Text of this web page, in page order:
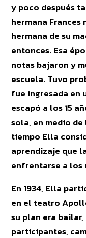
y poco después
hermana
hermana de su
entonces. Esa
notas bajaron y
escuela. Tuvo
fue ingresada en
escapó a los 15
sola, en medio
tiempo Ella
aprendizaje que
enfrentarse a los
En 1934, Ella
en el teatro
su plan era
participantes,